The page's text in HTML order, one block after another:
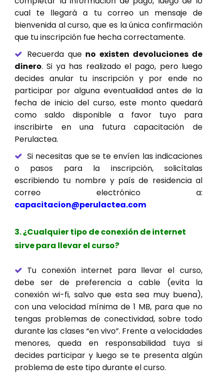
cual te llegará a tu correo un mensaje de
bienvenida al curso, que es la única confirmación
que tu inscripción fue hecha correctamente.
Recuerda que no existen devoluciones de
dinero. Si ya has realizado el pago, pero luego
decides anular tu inscripción y por ende no
participar por alguna eventualidad antes de la
fecha de inicio del curso, este monto quedará
como saldo disponible a favor tuyo para
inscribirte en una futura capacitación de
Perulactea.
Si necesitas que se te envíen las indicaciones
o pasos para la inscripción, solicítalas
escribiendo tu nombre y país de residencia al
correo electrónico a:
capacitacion@perulactea.com
3. ¿Cualquier tipo de conexión de internet
sirve para llevar el curso?
Tu conexión internet para llevar el curso,
debe ser de preferencia a cable (evita la
conexión wi-fi, salvo que esta sea muy buena),
con una velocidad mínima de 1 MB, para que no
tengas problemas de conectividad, sobre todo
durante las clases “en vivo”. Frente a velocidades
menores, queda en responsabilidad tuya si
decides participar y luego se te presenta algún
problema de este tipo durante el curso.